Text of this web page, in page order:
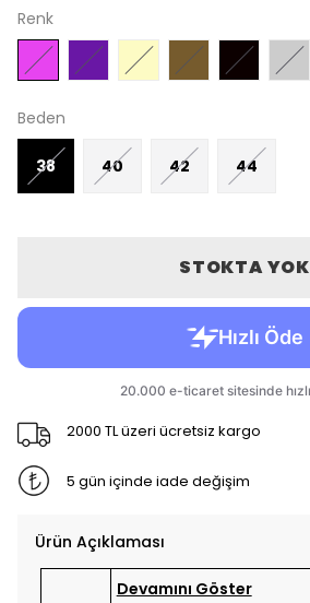
Renk
Beden
38 40 42 44
STOKTA YOK
2000 TL üzeri ücretsiz kargo
5 gün içinde iade değişim
Ürün Açıklaması
Devamını Göster